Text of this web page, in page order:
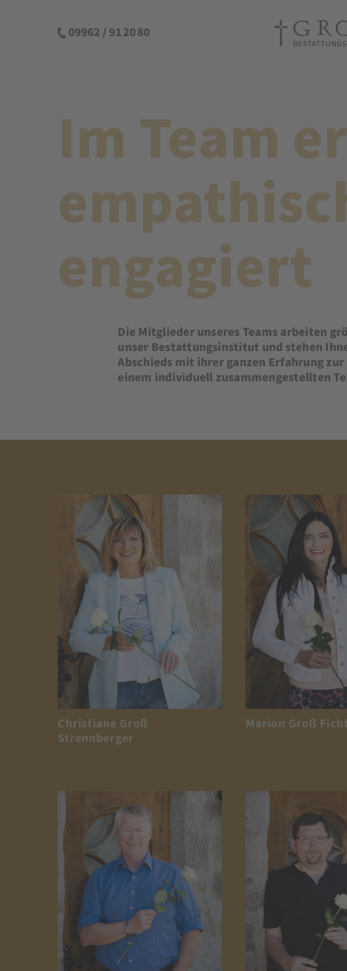
09962 / 91 20 80
Im Team
engagiert
Die Mitglieder unseres Teams arbeiten
unser Bestattungsinstitut und stehen
Abschieds mit ihrer ganzen Erfahrung
einem individuell zusammengestellten
Christiane Groß
Strennberger
Marion Groß